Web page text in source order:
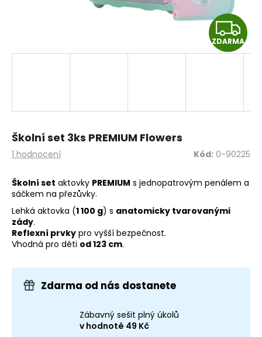
Průměrné
produktu
je
5,0
z
5
hvězdiček.
1 hodnocení
Školní set 3ks PREMIUM Flowers
Kód: 0-90225
Školní set aktovky PREMIUM s jednopatrovým penálem a
sáčkem na přezůvky.
Lehká aktovka (1 100 g) s anatomicky tvarovanými
zády.
Reflexní prvky pro vyšší bezpečnost.
Vhodná pro děti od 123 cm.
Zdarma od nás dostanete
Zábavný sešit plný úkolů
v hodnotě 49 Kč
Z
D
A
ZDARMA
t
HLEDAT
D
o
p
o
r
u
č